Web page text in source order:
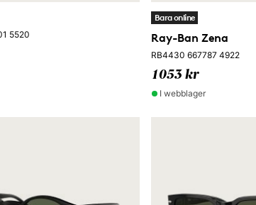
5520
Bara online
Ray-Ban Zena
RB4430 667787 4922
1053 kr
I webblager